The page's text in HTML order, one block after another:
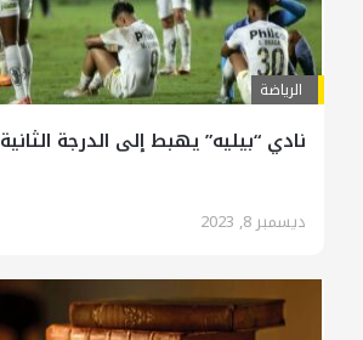
الرياضة
نادي “بيليه” يهبط إلى الدرجة الثانية
ديسمبر 8, 2023